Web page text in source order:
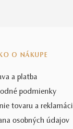
O NÁKUPE
a platba
podmienky
tovaru a
osobných údajov